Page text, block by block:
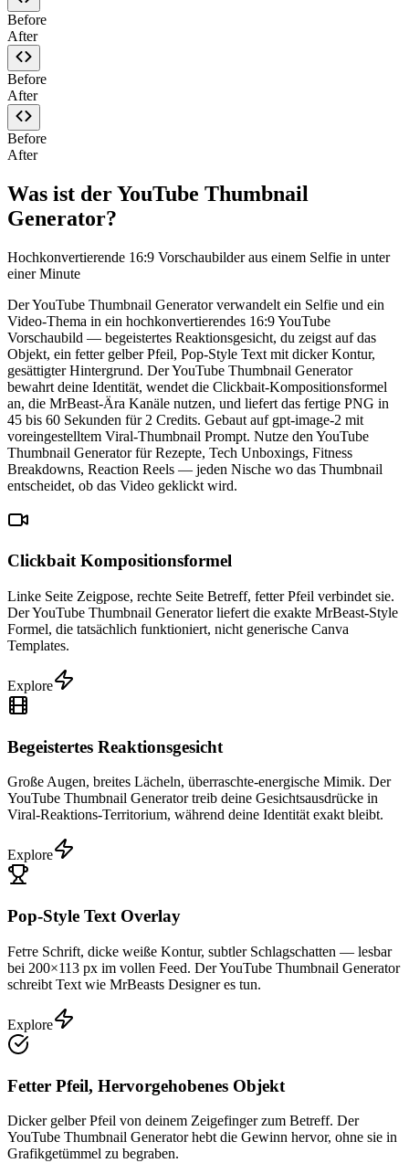
Before
After
Before
After
Before
After
Was ist der YouTube Thumbnail
Generator?
Hochkonvertierende 16:9 Vorschaubilder aus einem Selfie in unter
einer Minute
Der YouTube Thumbnail Generator verwandelt ein Selfie und ein
Video-Thema in ein hochkonvertierendes 16:9 YouTube
Vorschaubild — begeistertes Reaktionsgesicht, du zeigst auf das
Objekt, ein fetter gelber Pfeil, Pop-Style Text mit dicker Kontur,
gesättigter Hintergrund. Der YouTube Thumbnail Generator
bewahrt deine Identität, wendet die Clickbait-Kompositionsformel
an, die MrBeast-Ära Kanäle nutzen, und liefert das fertige PNG in
45 bis 60 Sekunden für 2 Credits. Gebaut auf gpt-image-2 mit
voreingestelltem Viral-Thumbnail Prompt. Nutze den YouTube
Thumbnail Generator für Rezepte, Tech Unboxings, Fitness
Breakdowns, Reaction Reels — jeden Nische wo das Thumbnail
entscheidet, ob das Video geklickt wird.
Clickbait Kompositionsformel
Linke Seite Zeigpose, rechte Seite Betreff, fetter Pfeil verbindet sie.
Der YouTube Thumbnail Generator liefert die exakte MrBeast-Style
Formel, die tatsächlich funktioniert, nicht generische Canva
Templates.
Explore
Begeistertes Reaktionsgesicht
Große Augen, breites Lächeln, überraschte-energische Mimik. Der
YouTube Thumbnail Generator treib deine Gesichtsausdrücke in
Viral-Reaktions-Territorium, während deine Identität exakt bleibt.
Explore
Pop-Style Text Overlay
Fetте Schrift, dicke weiße Kontur, subtler Schlagschatten — lesbar
bei 200×113 px im vollen Feed. Der YouTube Thumbnail Generator
schreibt Text wie MrBeasts Designer es tun.
Explore
Fetter Pfeil, Hervorgehobenes Objekt
Dicker gelber Pfeil von deinem Zeigefinger zum Betreff. Der
YouTube Thumbnail Generator hebt die Gewinn hervor, ohne sie in
Grafikgetümmel zu begraben.